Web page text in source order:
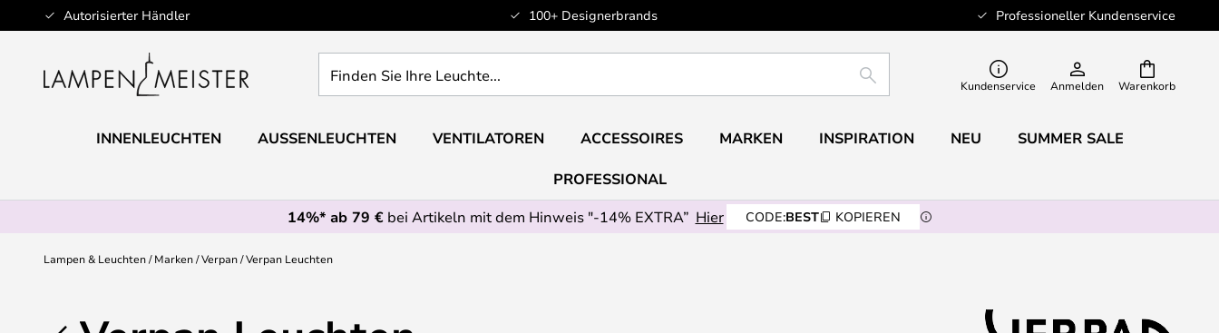
Autorisierter Händler 100+ Designerbrands Professioneller Kundenservice
Zum
Inhalt
Warenkorb
Sie
Leuchte...
SUCHE Kundenservice Anmelden
INNENLEUCHTEN AUSSENLEUCHTEN VENTILATOREN ACCESSOIRES MARKEN INSPIRATION NEU SUMMER SALE
PROFESSIONAL
14%* ab 79 €bei Artikeln mit dem Hinweis "-14% EXTRA” Hier CODE:BEST KOPIEREN
Lampen & Leuchten Marken Verpan Verpan Leuchten